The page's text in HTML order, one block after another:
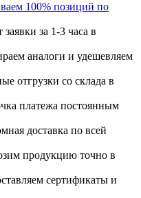
100% позиций по
заявки за 1-3 часа в
аналоги и удешевляем
отгрузки со склада в
платежа постоянным
доставка по всей
продукцию точно в
сертификаты и